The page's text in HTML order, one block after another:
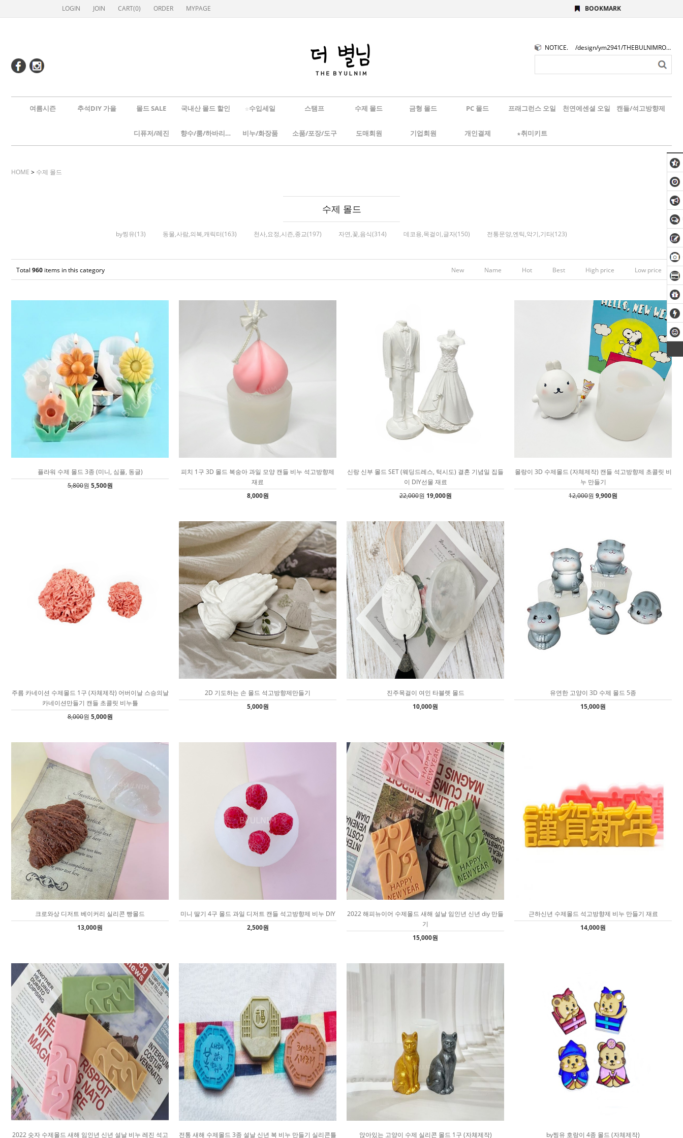
LOGIN JOIN CART(0) ORDER MYPAGE BOOKMARK
NOTICE. /design/ym2941/THEBULNIMROGO.png
여름시즌 추석DIY 가을 몰드 SALE 국내산 몰드 할인 ☆수입세일 스탬프 수제 몰드 금형 몰드 PC 몰드 프래그런스 오일 천연에센셜 오일 캔들/석고방향제
디퓨저/레진 향수/룸/하바리움 비누/화장품 소품/포장/도구 도매회원 기업회원 개인결제 ★취미키트
HOME > 수제 몰드
수제 몰드
by찡유(13) 동물,사람,의복,캐릭터(163) 천사,요정,시즌,종교(197) 자연,꽃,음식(314) 데코용,목걸이,글자(150) 전통문양,엔틱,악기,기타(123)
Total 960 items in this category New Name Hot Best High price Low price
플라워 수제 몰드 3종 (미니, 심플, 동글)
5,800원 5,500원
피치 1구 3D 몰드 복숭아 과일 모양 캔들 비누 석고방향제
재료
8,000원
신랑 신부 몰드 SET (웨딩드레스, 턱시도) 결혼 기념일 집들
이 DIY선물 재료
22,000원 19,000원
몰랑이 3D 수제몰드 (자체제작) 캔들 석고방향제 초콜릿 비
누 만들기
12,000원 9,900원
주름 카네이션 수제몰드 1구 (자체제작) 어버이날 스승의날
카네이션만들기 캔들 초콜릿 비누틀
8,000원 5,000원
2D 기도하는 손 몰드 석고방향제만들기
5,000원
진주목걸이 여인 타블렛 몰드
10,000원
유연한 고양이 3D 수제 몰드 5종
15,000원
크로와상 디저트 베이커리 실리콘 빵몰드
13,000원
미니 딸기 4구 몰드 과일 디저트 캔들 석고방향제 비누 DIY
2,500원
2022 해피뉴이어 수제몰드 새해 설날 임인년 신년 diy 만들
기
15,000원
근하신년 수제몰드 석고방향제 비누 만들기 재료
14,000원
2022 숫자 수제몰드 새해 임인년 신년 설날 비누 레진 석고 전통 새해 수제몰드 3종 설날 신년 복 비누 만들기 실리콘틀 앉아있는 고양이 수제 실리콘 몰드 1구 (자체제작) by찡유 호랑이 4종 몰드 (자체제작)